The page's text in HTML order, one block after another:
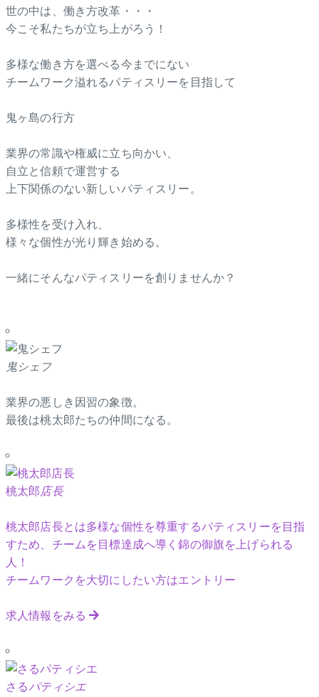
世の中は、働き方改革・・・
今こそ私たちが立ち上がろう！
多様な働き方を選べる今までにない
チームワーク溢れるパティスリーを目指して
鬼ヶ島の行方
業界の常識や権威に立ち向かい、
自立と信頼で運営する
上下関係のない新しいパティスリー。
多様性を受け入れ、
様々な個性が光り輝き始める。
一緒にそんなパティスリーを創りませんか？
鬼シェフ
業界の悪しき因習の象徴。
最後は桃太郎たちの仲間になる。
桃太郎店長
桃太郎店長とは多様な個性を尊重するパティスリーを目指
すため、チームを目標達成へ導く錦の御旗を上げられる
人！
チームワークを大切にしたい方はエントリー
求人情報をみる
さるパティシエ